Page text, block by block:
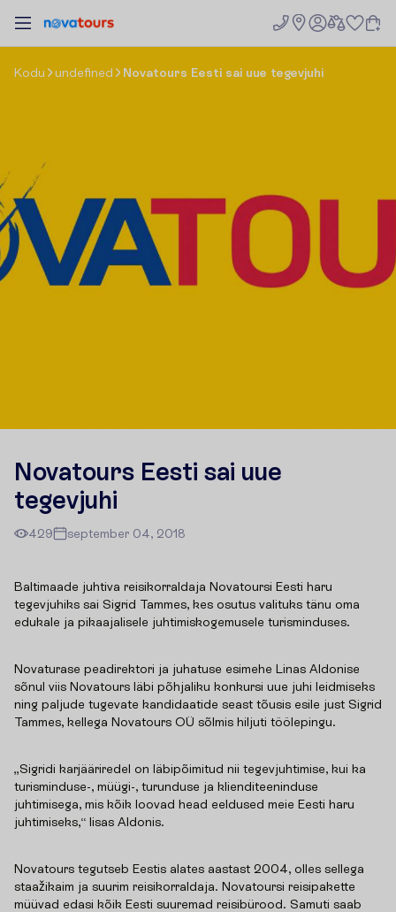
Kodu undefined Novatours Eesti sai uue tegevjuhi
Novatours Eesti sai uue
tegevjuhi
429 september 04, 2018
Baltimaade juhtiva reisikorraldaja Novatoursi Eesti haru
tegevjuhiks sai Sigrid Tammes, kes osutus valituks tänu oma
edukale ja pikaajalisele juhtimiskogemusele turisminduses.
Novaturase peadirektori ja juhatuse esimehe Linas Aldonise
sõnul viis Novatours läbi põhjaliku konkursi uue juhi leidmiseks
ning paljude tugevate kandidaatide seast tõusis esile just Sigrid
Tammes, kellega Novatours OÜ sõlmis hiljuti töölepingu.
„Sigridi karjääriredel on läbipõimitud nii tegevjuhtimise, kui ka
turisminduse-, müügi-, turunduse ja klienditeeninduse
juhtimisega, mis kõik loovad head eeldused meie Eesti haru
juhtimiseks,“ lisas Aldonis.
Novatours tegutseb Eestis alates aastast 2004, olles sellega
staažikaim ja suurim reisikorraldaja. Novatoursi reisipakette
müüvad edasi kõik Eesti suuremad reisibürood. Samuti saab